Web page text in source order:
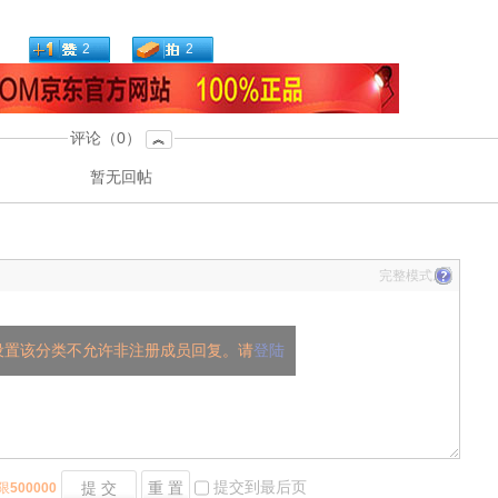
2 2
评论（0） ︽
暂无回帖
置该分类不允许非注册成员回复。请登陆
完整模式
500000 提 交 重 置 提交到最后页